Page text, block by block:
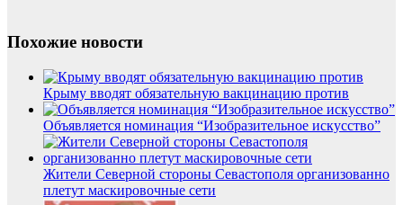
Похожие новости
Крыму вводят обязательную вакцинацию против
Объявляется номинация “Изобразительное искусство”
Жители Северной стороны Севастополя организованно
плетут маскировочные сети